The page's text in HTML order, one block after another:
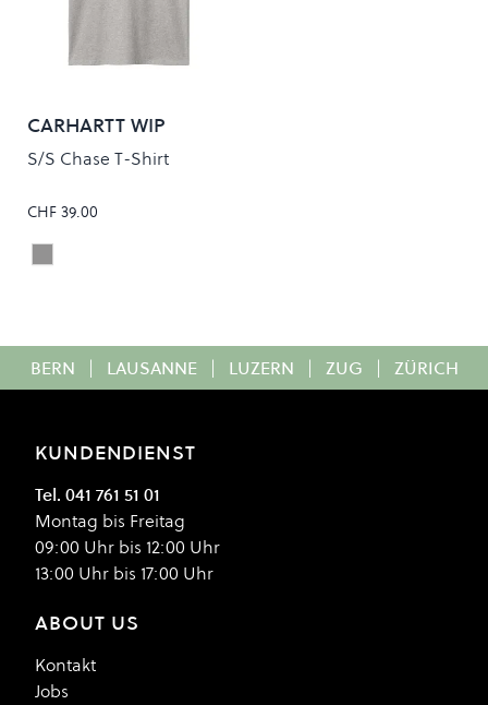
CARHARTT WIP
S/S Chase T-Shirt
CHF 39.00
Colour
Grey Heather/Gold
BERN | LAUSANNE | LUZERN | ZUG | ZÜRICH
KUNDENDIENST
Tel. 041 761 51 01
Montag bis Freitag
09:00 Uhr bis 12:00 Uhr
13:00 Uhr bis 17:00 Uhr
ABOUT US
Kontakt
Jobs